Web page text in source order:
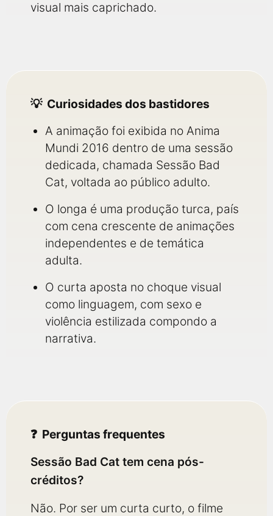
visual mais caprichado.
Curiosidades dos bastidores
A animação foi exibida no Anima
Mundi 2016 dentro de uma sessão
dedicada, chamada Sessão Bad
Cat, voltada ao público adulto.
O longa é uma produção turca, país
com cena crescente de animações
independentes e de temática
adulta.
O curta aposta no choque visual
como linguagem, com sexo e
violência estilizada compondo a
narrativa.
Perguntas frequentes
Sessão Bad Cat tem cena pós-
créditos?
Não. Por ser um curta curto, o filme